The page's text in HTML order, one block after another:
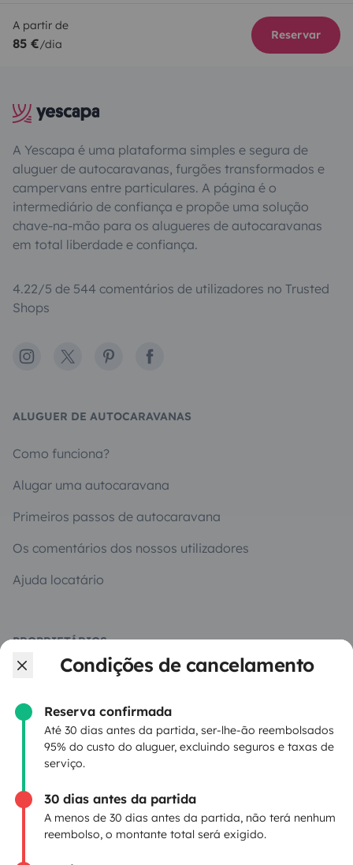
Condições de cancelamento
Reserva confirmada
Até 30 dias antes da partida, ser-lhe-ão reembolsados
95% do custo do aluguer, excluindo seguros e taxas de
serviço.
30 dias antes da partida
A menos de 30 dias antes da partida, não terá nenhum
reembolso, o montante total será exigido.
A partir de
85 €/dia
Reservar
A Yescapa é uma plataforma simples e segura de
aluguer de autocaravanas, furgões transformados e
campervans entre particulares. A página é o
intermediário de confiança e propõe uma solução
chave-na-mão para os alugueres de autocaravanas
em total liberdade e confiança.
4.22/5 de 544 comentários de utilizadores no Trusted
Shops
Instagram
X PinterestFacebook
ALUGUER DE AUTOCARAVANAS
Como funciona?
Alugar uma autocaravana
Primeiros passos de autocaravana
Os comentários dos nossos utilizadores
Ajuda locatário
PROPRIETÁRIOS
Contrato de aluguer
Seguro de aluguer
Assistências de aluguer
Ajuda proprietário